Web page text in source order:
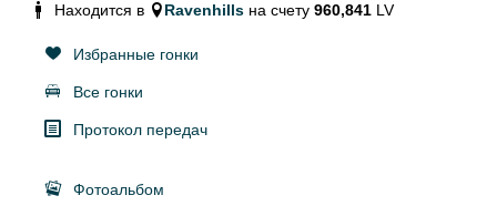
Находится в
Ravenhills на счету 960,841 LV
Избранные гонки
Все гонки
Протокол передач
Фотоальбом